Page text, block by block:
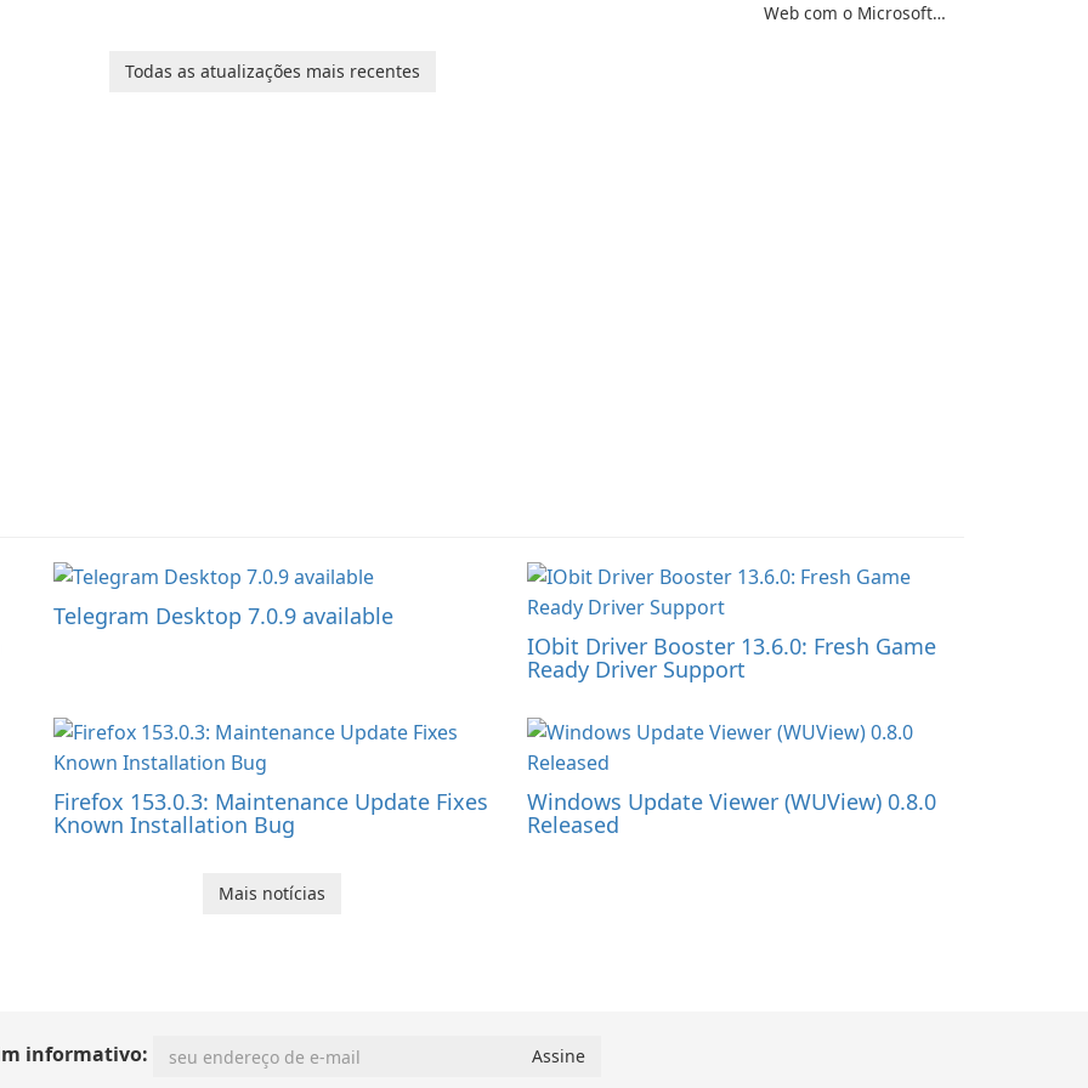
Microsoft Windows.
Web com o Microsoft
Todas as atualizações mais recentes
Telegram Desktop 7.0.9 available
IObit Driver Booster 13.6.0: Fresh Game
Ready Driver Support
Firefox 153.0.3: Maintenance Update Fixes
Known Installation Bug
Windows Update Viewer (WUView) 0.8.0
Released
Mais notícias
informativo: